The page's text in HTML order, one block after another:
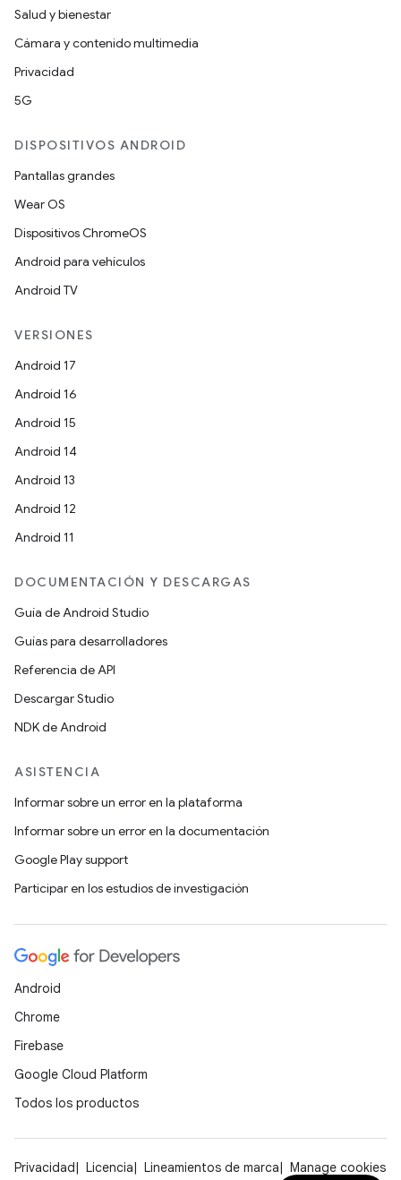
Salud y bienestar
Cámara y contenido multimedia
Privacidad
5G
DISPOSITIVOS ANDROID
Pantallas grandes
Wear OS
Dispositivos ChromeOS
Android para vehículos
Android TV
VERSIONES
Android 17
Android 16
Android 15
Android 14
Android 13
Android 12
Android 11
DOCUMENTACIÓN Y DESCARGAS
Guía de Android Studio
Guías para desarrolladores
Referencia de API
Descargar Studio
NDK de Android
ASISTENCIA
Informar sobre un error en la plataforma
Informar sobre un error en la documentación
Google Play support
Participar en los estudios de investigación
Android
Chrome
Firebase
Google Cloud Platform
Todos los productos
Privacidad Licencia Lineamientos de marca
Manage cookies